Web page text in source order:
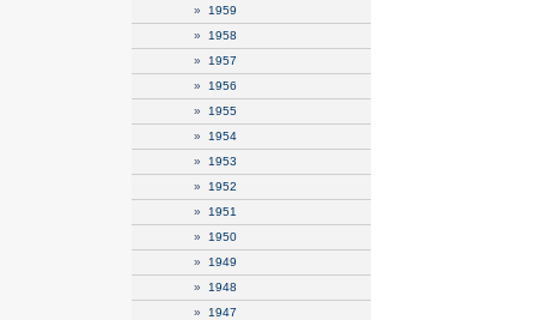
» 1959
» 1958
» 1957
» 1956
» 1955
» 1954
» 1953
» 1952
» 1951
» 1950
» 1949
» 1948
» 1947